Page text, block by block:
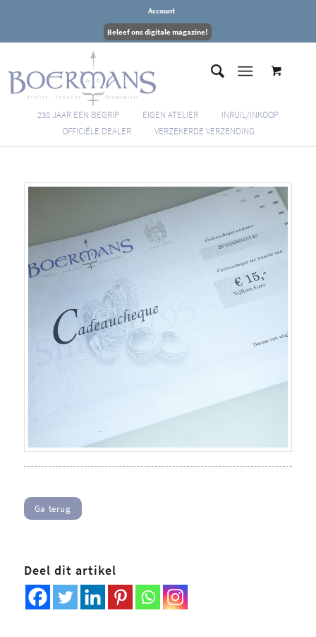
Account
Beleef ons digitale magazine!
230 JAAR EEN BEGRIP EIGEN ATELIER
INRUIL/INKOOP
OFFICIËLE DEALER
VERZEKERDE VERZENDING
Ga terug
Deel dit artikel